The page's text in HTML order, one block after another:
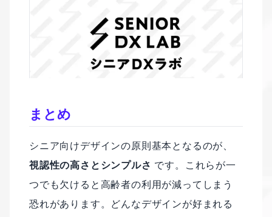
まとめ
シニア向けデザインの原則基本となるのが、
視認性の高さとシンプルさ です。これらが一
つでも欠けると高齢者の利用が減ってしまう
恐れがあります。どんなデザインが好まれる